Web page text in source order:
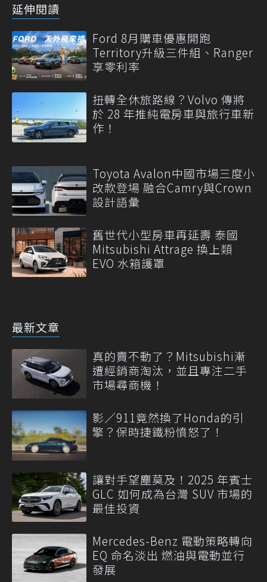
延伸閱讀
Ford 8月購車優惠開跑
Territory升級三件組、Ranger
享零利率
扭轉全休旅路線？Volvo 傳將
於 28 年推純電房車與旅行車新
作！
Toyota Avalon中國市場三度小
改款登場 融合Camry與Crown
設計語彙
舊世代小型房車再延壽 泰國
Mitsubishi Attrage 換上類
EVO 水箱護罩
最新文章
真的賣不動了？Mitsubishi漸
遭經銷商淘汰，並且專注二手
市場尋商機！
影／911竟然換了Honda的引
擎？保時捷鐵粉憤怒了！
讓對手望塵莫及！2025 年賓士
GLC 如何成為台灣 SUV 市場的
最佳投資
Mercedes-Benz 電動策略轉向
EQ 命名淡出 燃油與電動並行
發展